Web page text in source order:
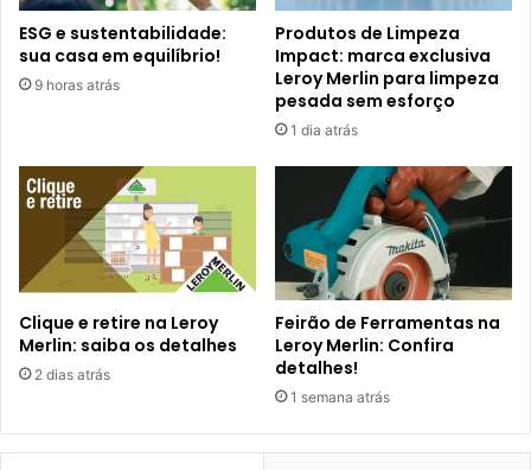
ESG e sustentabilidade:
sua casa em equilíbrio!
9 horas atrás
Produtos de Limpeza
Impact: marca exclusiva
Leroy Merlin para limpeza
pesada sem esforço
1 dia atrás
Clique e retire na Leroy
Merlin: saiba os detalhes
2 dias atrás
Feirão de Ferramentas na
Leroy Merlin: Confira
detalhes!
1 semana atrás